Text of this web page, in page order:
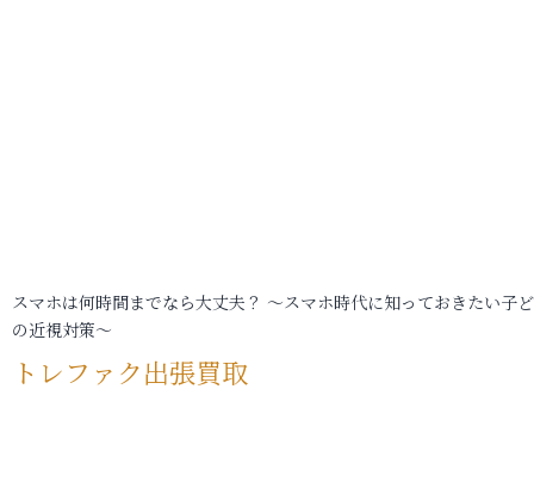
スマホは何時間までなら大丈夫？ ～スマホ時代に知っておきたい子
の近視対策～
トレファク出張買取